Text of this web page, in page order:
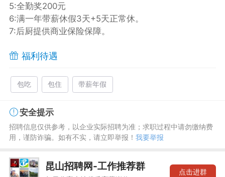
5:全勤奖200元
6:满一年带薪休假3天+5天正常休。
7:后厨提供商业保险保障。
福利待遇
包吃 包住 带薪年假
安全提示
招聘信息仅供参考，以企业实际招聘为准；求职过程中请勿缴纳费
用，谨防诈骗。如有不实，请立即举报！ 我要举报
昆山招聘网-工作推荐群 点击进群